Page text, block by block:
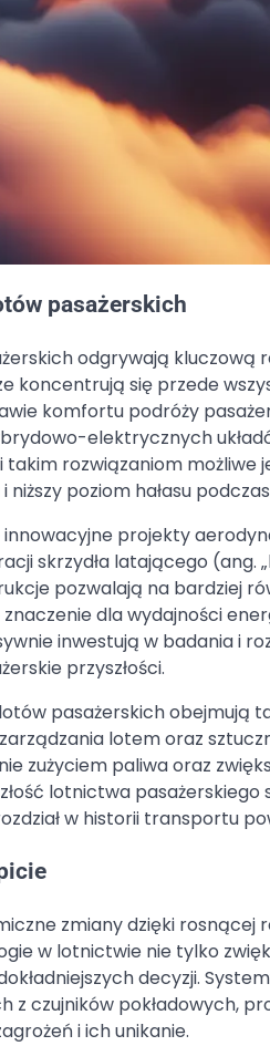
pasażerskich
odgrywają kluczową
koncentrują się przede
komfortu podróży
elektrycznych
rozwiązaniom możliwe
poziom hałasu
projekty
skrzydła latającego (ang.
pozwalają na bardziej
dla wydajności
inwestują w badania i
przyszłości.
pasażerskich obejmują
lotem oraz
zużyciem paliwa oraz
lotnictwa pasażerskiego
w historii transportu
zmiany dzięki rosnącej
w lotnictwie nie tylko
decyzji.
czujników pokładowych,
i ich unikanie.